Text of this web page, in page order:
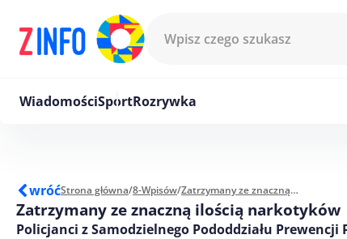
WiadomościSportRozrywka
wróćStrona główna/8-Wpisów/ Zatrzymany ze znaczną ilością narkotyków
Zatrzymany ze znaczną ilością narkotyków
Policjanci z Samodzielnego Pododdziału Prewencji